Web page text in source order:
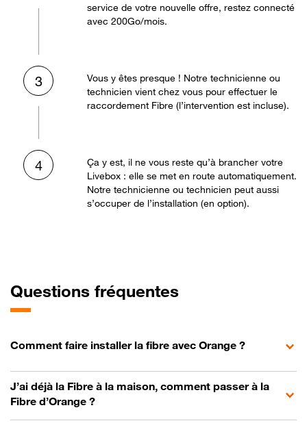
service de votre nouvelle offre, restez connecté
avec 200Go/mois.
3
Vous y êtes presque ! Notre technicienne ou
technicien vient chez vous pour effectuer le
raccordement Fibre (l’intervention est incluse).
4
Ça y est, il ne vous reste qu’à brancher votre
Livebox : elle se met en route automatiquement.
Notre technicienne ou technicien peut aussi
s’occuper de l’installation (en option).
Questions fréquentes
Comment faire installer la fibre avec Orange ?
J’ai déjà la Fibre à la maison, comment passer à la
Fibre d’Orange ?